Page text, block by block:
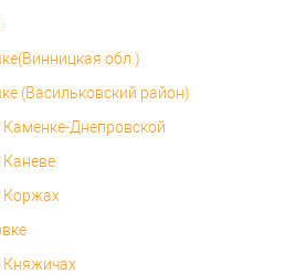
обл.)
(Васильковский район)
Днепровской
Каневе
Коржах
Княжичах